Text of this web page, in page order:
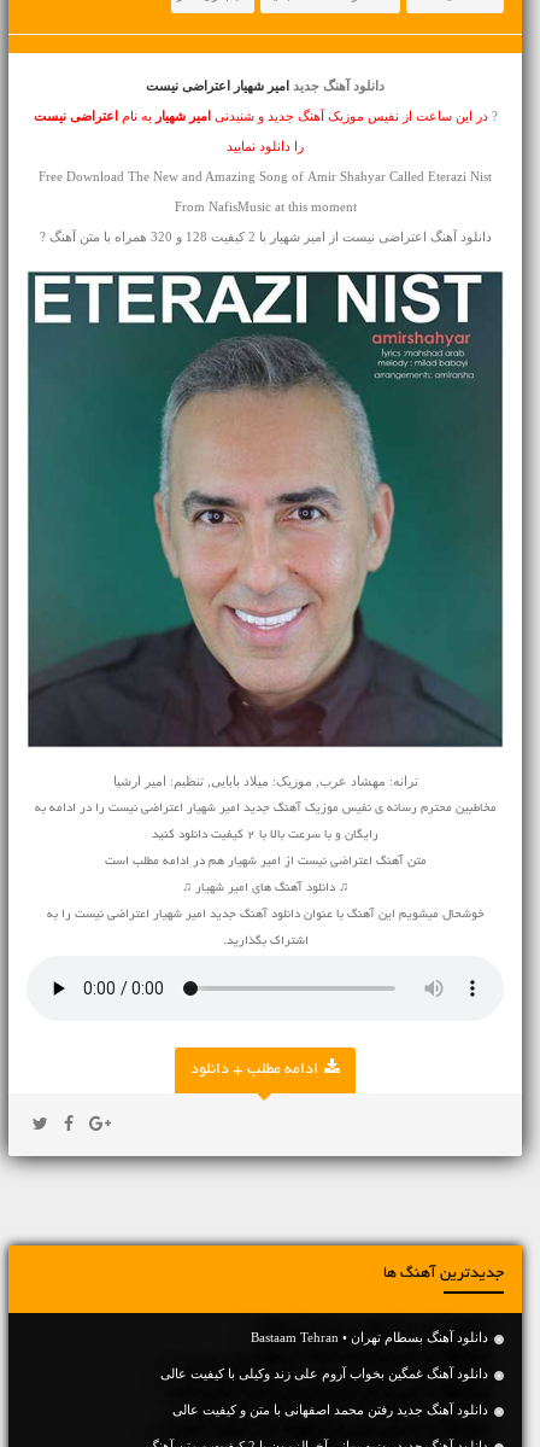
دانلود آهنگ جدید امیر شهیار اعتراضی نیست
?در این ساعت از نفیس موزیک آهنگ جدید و شنیدنی امیر شهیار به نام اعتراضی نیست
را دانلود نمایید
Free Download The New and Amazing Song of Amir Shahyar Called Eterazi Nist
From NafisMusic at this moment
دانلود آهنگ اعتراضی نیست از امیر شهیار با 2 کیفیت 128 و 320 همراه با متن آهنگ ?
ترانه: مهشاد عرب, موزیک: میلاد بابایی, تنظیم: امیر ارشیا
مخاطبین محترم رسانه ی نفیس موزیک آهنگ جدید امیر شهیار اعتراضی نیست را در ادامه به
رایگان و با سرعت بالا با 2 کیفیت دانلود کنید
متن آهنگ اعتراضی نیست از امیر شهیار هم در ادامه مطلب است
♫ دانلود آهنگ های امیر شهیار ♫
خوشحال میشویم این آهنگ با عنوان دانلود آهنگ جدید امیر شهیار اعتراضی نیست را به
اشتراک بگذارید.
ادامه مطلب + دانلود
جدیدترین آهنگ ها
دانلود آهنگ بسطام تهران • Bastaam Tehran
دانلود آهنگ غمگین بخواب آروم علی زند وکیلی با کیفیت عالی
دانلود آهنگ جديد رفتن محمد اصفهانی با متن و کیفیت عالی